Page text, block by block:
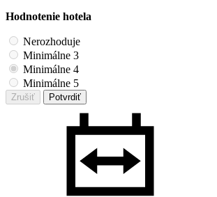
Hodnotenie hotela
Nerozhoduje
Minimálne 3
Minimálne 4
Minimálne 5
Zrušiť Potvrdiť